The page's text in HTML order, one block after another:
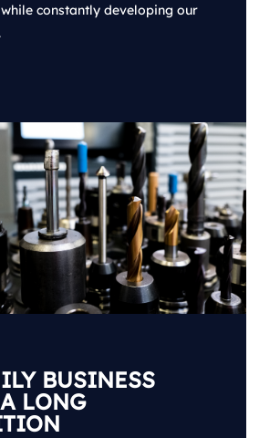
constantly developing our
BUSINESS
LONG